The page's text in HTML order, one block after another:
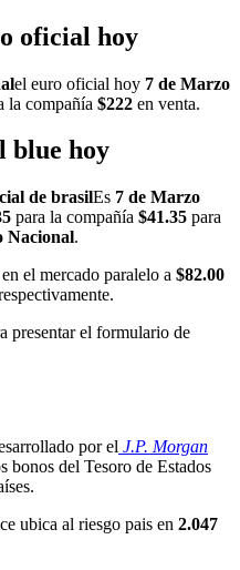
oficial hoy
el euro oficial hoy 7 de Marzo
la compañía $222 en venta.
blue hoy
de brasilEs 7 de Marzo
para la compañía $41.35 para
Nacional.
el mercado paralelo a $82.00
presentar el formulario de
por el J.P. Morgan
bonos del Tesoro de Estados
ubica al riesgo pais en 2.047